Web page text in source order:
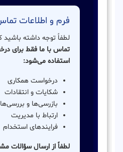
فرم و اطلاعات
لطفاً توجه داشته باشید
تماس با ما فقط برای
استفاده می‌شود:
درخواست همکاری
شکایات و انتقادات
بازرسی‌ها و
ارتباط با مدیریت
فرایندهای استخدام
لطفاً از ارسال سؤالات